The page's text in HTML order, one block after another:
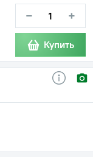
− +
Купить